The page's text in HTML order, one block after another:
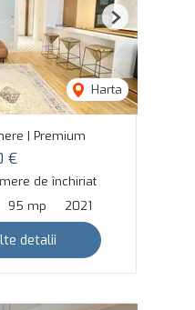
Harta
Next
| Premium
€
de închiriat
95 mp 2021
detalii